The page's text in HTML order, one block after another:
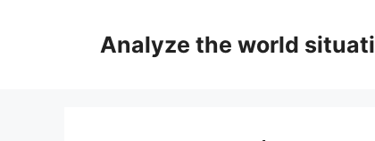
Analyze the world